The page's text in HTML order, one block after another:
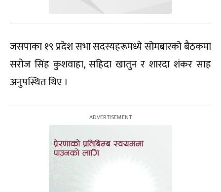
जसपाका १९ प्रदेश सभा सदस्यहरूमध्ये सोमबारको बैठकमा
सरोज सिंह कुशवाहा, सहिदा खातुन र शारदा शंकर साह
अनुपस्थित थिए ।